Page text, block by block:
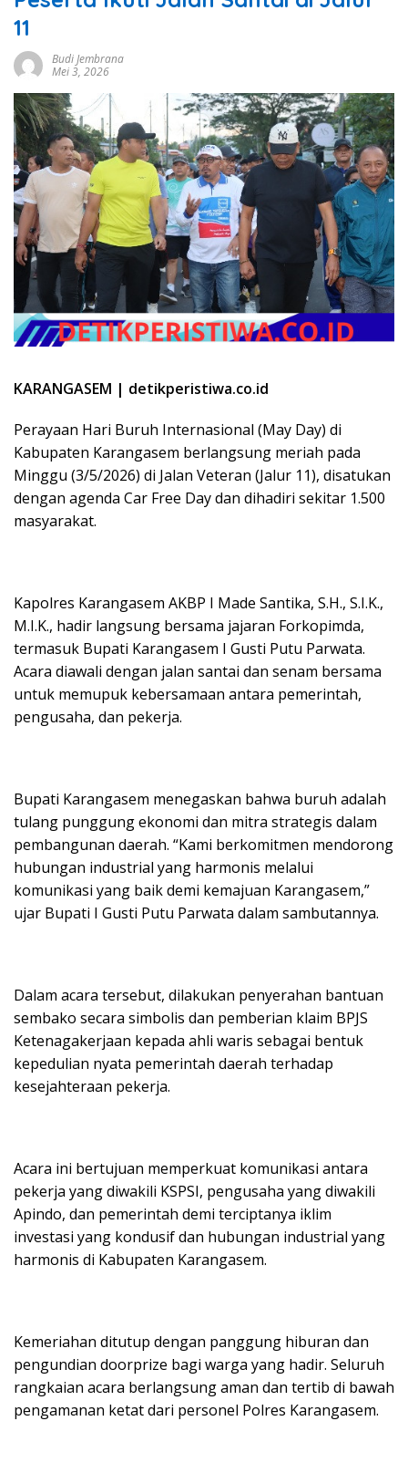
11
Budi Jembrana
Mei 3, 2026
KARANGASEM | detikperistiwa.co.id
Perayaan Hari Buruh Internasional (May Day) di
Kabupaten Karangasem berlangsung meriah pada
Minggu (3/5/2026) di Jalan Veteran (Jalur 11), disatukan
dengan agenda Car Free Day dan dihadiri sekitar 1.500
masyarakat.
Kapolres Karangasem AKBP I Made Santika, S.H., S.I.K.,
M.I.K., hadir langsung bersama jajaran Forkopimda,
termasuk Bupati Karangasem I Gusti Putu Parwata.
Acara diawali dengan jalan santai dan senam bersama
untuk memupuk kebersamaan antara pemerintah,
pengusaha, dan pekerja.
Bupati Karangasem menegaskan bahwa buruh adalah
tulang punggung ekonomi dan mitra strategis dalam
pembangunan daerah. “Kami berkomitmen mendorong
hubungan industrial yang harmonis melalui
komunikasi yang baik demi kemajuan Karangasem,”
ujar Bupati I Gusti Putu Parwata dalam sambutannya.
Dalam acara tersebut, dilakukan penyerahan bantuan
sembako secara simbolis dan pemberian klaim BPJS
Ketenagakerjaan kepada ahli waris sebagai bentuk
kepedulian nyata pemerintah daerah terhadap
kesejahteraan pekerja.
Acara ini bertujuan memperkuat komunikasi antara
pekerja yang diwakili KSPSI, pengusaha yang diwakili
Apindo, dan pemerintah demi terciptanya iklim
investasi yang kondusif dan hubungan industrial yang
harmonis di Kabupaten Karangasem.
Kemeriahan ditutup dengan panggung hiburan dan
pengundian doorprize bagi warga yang hadir. Seluruh
rangkaian acara berlangsung aman dan tertib di bawah
pengamanan ketat dari personel Polres Karangasem.